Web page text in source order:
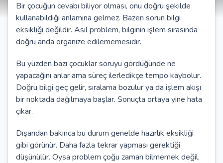
Bir çocuğun cevabı biliyor olması, onu doğru şekilde
kullanabildiği anlamına gelmez. Bazen sorun bilgi
eksikliği değildir. Asıl problem, bilginin işlem sırasında
doğru anda organize edilememesidir.
Bu yüzden bazı çocuklar soruyu gördüğünde ne
yapacağını anlar ama süreç ilerledikçe tempo kaybolur.
Doğru bilgi geç gelir, sıralama bozulur ya da işlem akışı
bir noktada dağılmaya başlar. Sonuçta ortaya yine hata
çıkar.
Dışarıdan bakınca bu durum genelde hazırlık eksikliği
gibi görünür. Daha fazla tekrar yapması gerektiği
düşünülür. Oysa problem çoğu zaman bilmemek değil,